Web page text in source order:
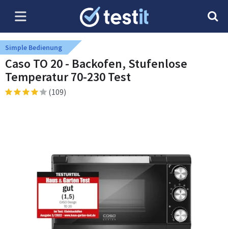
Simple Bedienung
Caso TO 20 - Backofen, Stufenlose
Temperatur 70-230 Test
(109)